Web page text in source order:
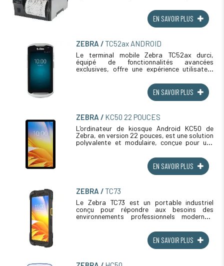
d'imprimer sur de grande laize et (...)
EN SAVOIR PLUS
ZEBRA TC52ax ANDROID
Le terminal mobile Zebra TC52ax durci,
équipé de fonctionnalités avancées
exclusives, offre une expérience utilisateur
Zebra Mobility DNA favorisent comme jamais
EN SAVOIR PLUS
ZEBRA KC50 22 POUCES
L'ordinateur de kiosque Android KC50 de
Zebra, en version 22 pouces, est une solution
polyvalente et modulaire, conçue pour une
service, encaissement assisté et affichage
EN SAVOIR PLUS
ZEBRA TC73
Le Zebra TC73 est un portable industriel
conçu pour répondre aux besoins des
environnements professionnels modernes.
5G, le Wi-Fi 6E, et des capacités de lecture
EN SAVOIR PLUS